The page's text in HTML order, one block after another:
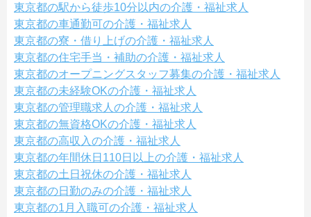
東京都の駅から徒歩10分以内の介護・福祉求人
東京都の車通勤可の介護・福祉求人
東京都の寮・借り上げの介護・福祉求人
東京都の住宅手当・補助の介護・福祉求人
東京都のオープニングスタッフ募集の介護・福祉求人
東京都の未経験OKの介護・福祉求人
東京都の管理職求人の介護・福祉求人
東京都の無資格OKの介護・福祉求人
東京都の高収入の介護・福祉求人
東京都の年間休日110日以上の介護・福祉求人
東京都の土日祝休の介護・福祉求人
東京都の日勤のみの介護・福祉求人
東京都の1月入職可の介護・福祉求人